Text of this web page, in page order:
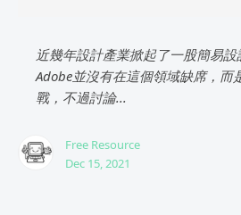
近幾年設計產業掀起了一股簡易設
Adobe並沒有在這個領域缺席，而
戰，不過討論...
Free Resource
Dec 15, 2021